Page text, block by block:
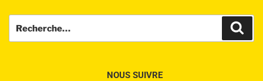
NOUS SUIVRE